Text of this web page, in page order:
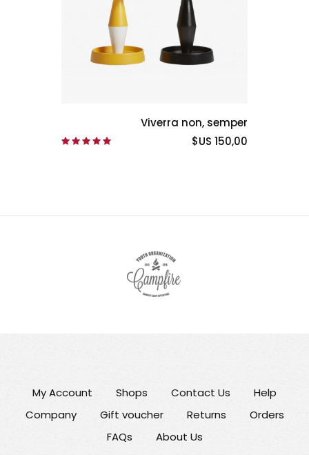
Viverra non, semper
150,00 US$
Help
Contact Us
Shops
My Account
Orders
Returns
Gift voucher
Company
About Us
FAQs